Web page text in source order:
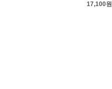
17,100원